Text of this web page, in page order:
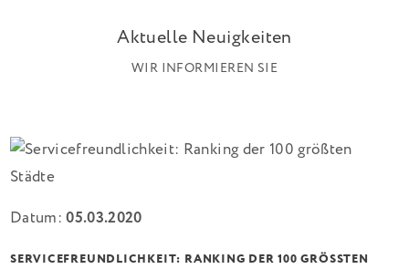
Aktuelle Neuigkeiten
WIR INFORMIEREN SIE
Datum:05.03.2020
SERVICEFREUNDLICHKEIT: RANKING DER 100 GRÖSSTEN S